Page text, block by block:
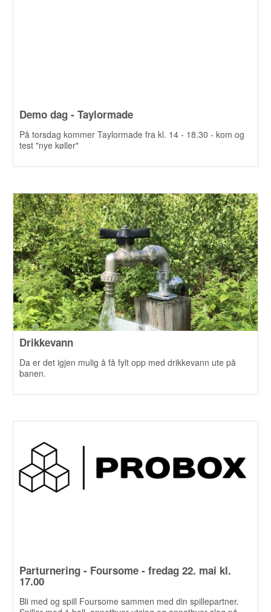
Demo dag - Taylormade
På torsdag kommer Taylormade fra kl. 14 - 18.30 - kom og
test "nye køller"
Drikkevann
Da er det igjen mulig å få fylt opp med drikkevann ute på
banen.
Parturnering - Foursome - fredag 22. mai kl.
17.00
Bli med og spill Foursome sammen med din spillepartner.